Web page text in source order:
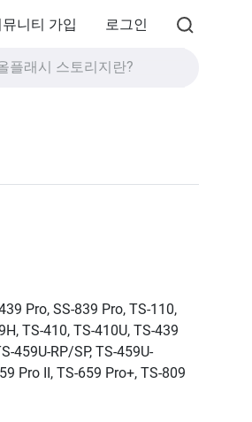
뮤니티 가입 로그인
플래시 스토리지란?
플래시 스토리지란?
Pro, SS-839 Pro, TS-110,
TS-410, TS-410U, TS-439
459U-RP/SP, TS-459U-
Pro II, TS-659 Pro+, TS-809